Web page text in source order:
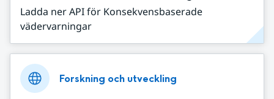
Ladda ner API för Konsekvensbaserade
vädervarningar
Forskning och utveckling